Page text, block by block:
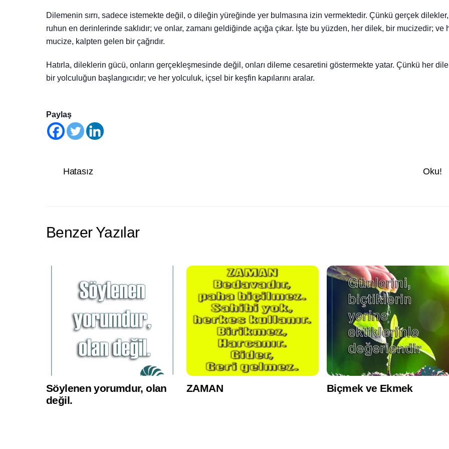
Dilemenin sırrı, sadece istemekte değil, o dileğin yüreğinde yer bulmasına izin vermektedir. Çünkü gerçek dilekler,
ruhun en derinlerinde saklıdır; ve onlar, zamanı geldiğinde açığa çıkar. İşte bu yüzden, her dilek, bir mucizedir; ve
mucize, kalpten gelen bir çağrıdır.
Hatırla, dileklerin gücü, onların gerçekleşmesinde değil, onları dileme cesaretini göstermekte yatar. Çünkü her
bir yolculuğun başlangıcıdır; ve her yolculuk, içsel bir keşfin kapılarını aralar.
Paylaş
Hatasız Oku!
Benzer Yazılar
Söylenen yorumdur, olan
değil.
ZAMAN Biçmek ve Ekmek